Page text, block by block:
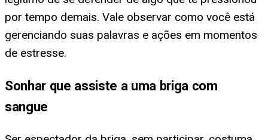
por tempo demais. Vale observar como você está
gerenciando suas palavras e ações em momentos
de estresse.
Sonhar que assiste a uma briga com
sangue